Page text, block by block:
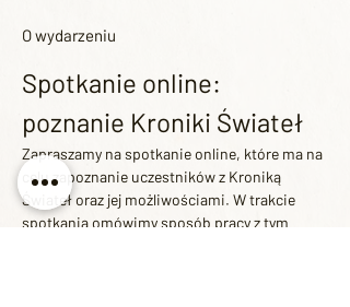
O wydarzeniu
Spotkanie online:
poznanie Kroniki Świateł
Zapraszamy na spotkanie online, które ma na
celu zapoznanie uczestników z Kroniką
Świateł oraz jej możliwościami. W trakcie
spotkania omówimy sposób pracy z tym